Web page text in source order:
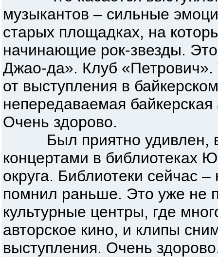
музыкантов – сильные
старых площадках, на
начинающие рок-звезды.
Джао-да». Клуб
от выступления в
непередаваемая
Очень здорово.
Был приятно удивлен,
концертами в библиотеках
округа. Библиотеки сейчас
помнил раньше. Это уже не
культурные центры, где
авторское кино, и клипы
выступления. Очень